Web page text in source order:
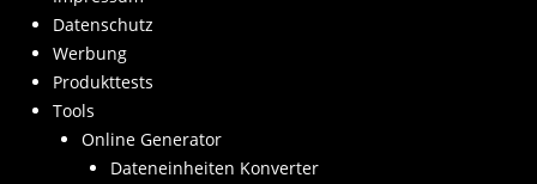
Datenschutz
Werbung
Produkttests
Tools
Online Generator
Dateneinheiten Konverter